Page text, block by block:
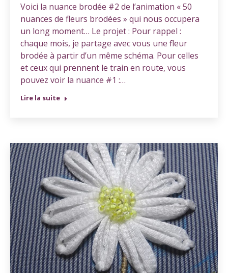
Voici la nuance brodée #2 de l’animation « 50
nuances de fleurs brodées » qui nous occupera
un long moment… Le projet : Pour rappel :
chaque mois, je partage avec vous une fleur
brodée à partir d’un même schéma. Pour celles
et ceux qui prennent le train en route, vous
pouvez voir la nuance #1 :…
Lire la suite